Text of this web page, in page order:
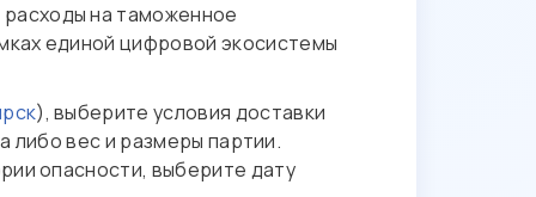
на таможенное
единой цифровой экосистемы
), выберите условия доставки
либо вес и размеры партии.
опасности, выберите дату